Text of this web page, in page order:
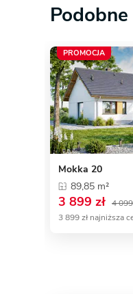
PROMOCJA
Mokka 20
89,85 m²
3 899 zł 4 099
3 899 zł najniższa